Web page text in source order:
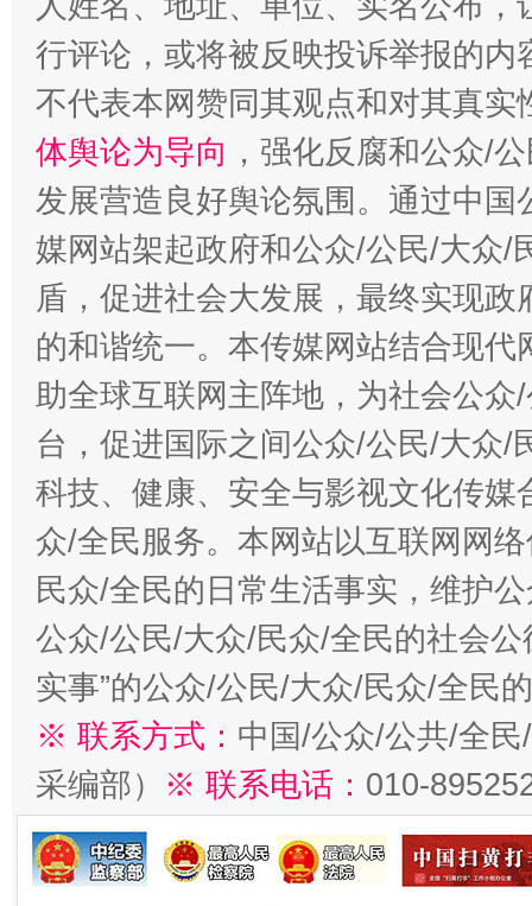
行评论，或将被反映投诉举报的
不代表本网赞同其观点和对其真实
体舆论为导向 ，强化反腐和公众/
发展营造良好舆论氛围。通过中
媒网站架起政府和公众/公民/大众/
盾，促进社会大发展，最终实现
的和谐统一。本传媒网站结合现
助全球互联网主阵地，为社会公
台，促进国际之间公众/公民/大众/
科技、健康、安全与影视文化传
众/全民服务。本网站以互联网网
民众/全民的日常生活事实，维护
公众/公民/大众/民众/全民的社会公
实事”的公众/公民/大众/民众/全民
※ 联系方式： 中国/公众/公共/全
采编部） ※ 联系电话： 010-